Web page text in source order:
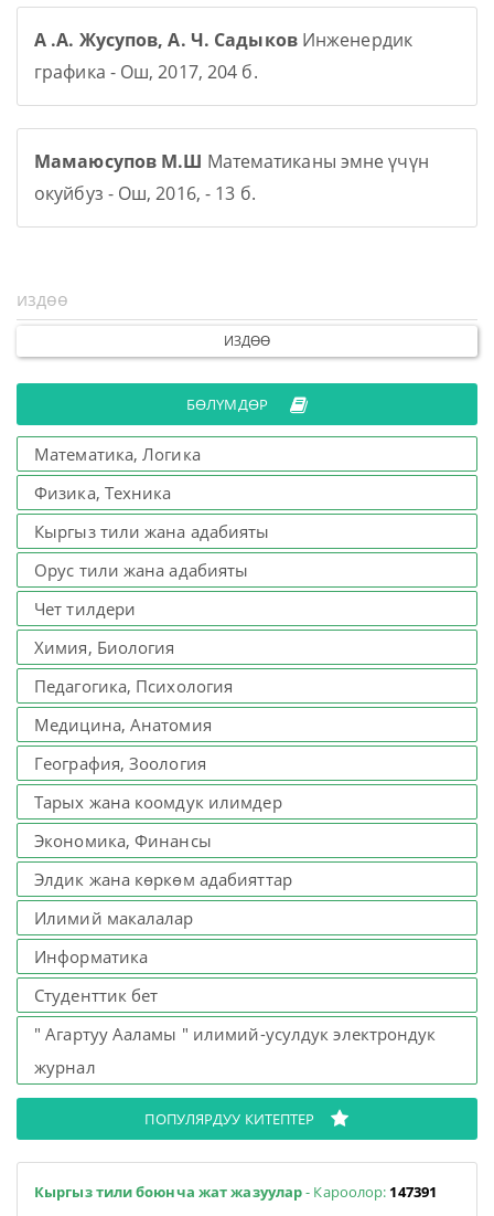
А .А. Жусупов, А. Ч. Садыков Инженердик
графика - Ош, 2017, 204 б.
Мамаюсупов М.Ш Математиканы эмне үчүн
окуйбуз - Ош, 2016, - 13 б.
ИЗДӨӨ
БӨЛҮМДӨР
Математика, Логика
Физика, Техника
Кыргыз тили жана адабияты
Орус тили жана адабияты
Чет тилдери
Химия, Биология
Педагогика, Психология
Медицина, Анатомия
География, Зоология
Тарых жана коомдук илимдер
Экономика, Финансы
Элдик жана көркөм адабияттар
Илимий макалалар
Информатика
Студенттик бет
" Агартуу Ааламы " илимий-усулдук электрондук
журнал
ПОПУЛЯРДУУ КИТЕПТЕР
Кыргыз тили боюнча жат жазуулар- Кароолор: 147391